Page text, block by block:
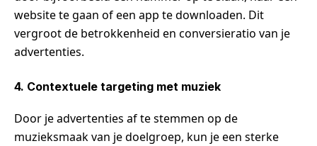
website te gaan of een app te downloaden. Dit
vergroot de betrokkenheid en conversieratio van je
advertenties.
4. Contextuele targeting met muziek
Door je advertenties af te stemmen op de
muzieksmaak van je doelgroep, kun je een sterke